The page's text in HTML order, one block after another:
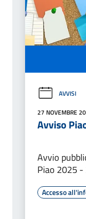
AVVISI
27 NOVEMBRE
Avviso
Avvio
Piao 2025
Accesso